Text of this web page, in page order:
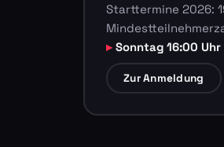
Starttermine 2026:
Sonntag 16:00 Uhr
Zur Anmeldung